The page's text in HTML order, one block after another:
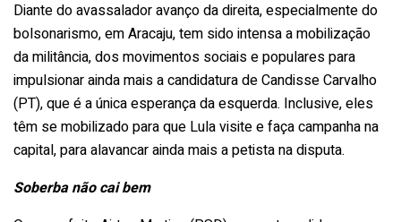
Diante do avassalador avanço da direita, especialmente do
bolsonarismo, em Aracaju, tem sido intensa a mobilização
da militância, dos movimentos sociais e populares para
impulsionar ainda mais a candidatura de Candisse Carvalho
(PT), que é a única esperança da esquerda. Inclusive, eles
têm se mobilizado para que Lula visite e faça campanha na
capital, para alavancar ainda mais a petista na disputa.
Soberba não cai bem